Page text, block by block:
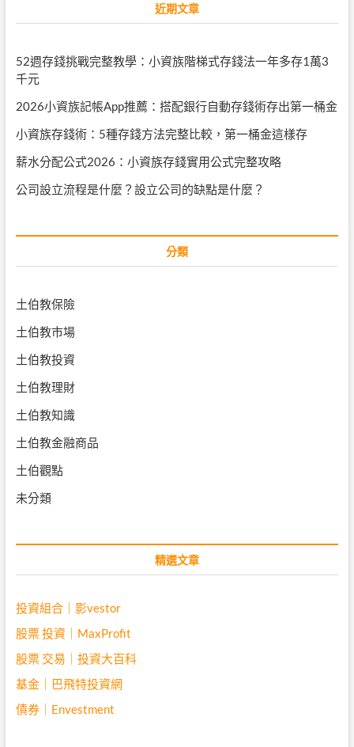
近期文章
52週存錢挑戰完整教學：小資族階梯式存錢法一年多存1萬3
千元
2026小資族記帳App推薦：搭配銀行自動存錢術存出第一桶金
小資族存錢術：5種存錢方法完整比較，第一桶金這樣存
薪水分配公式2026：小資族存錢實用公式完整攻略
公司設立流程是什麼？設立公司的缺點是什麼？
分類
土伯教保險
土伯教市場
土伯教投資
土伯教理財
土伯教知識
土伯教金融商品
土伯觀點
未分類
精選文章
投資組合｜影vestor
股票 投資｜MaxProfit
股票 交易｜投資大百科
基金｜巴飛特投資網
債券｜Envestment